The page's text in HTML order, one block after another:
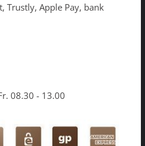
Trustly, Apple Pay, bank
08.30 - 13.00